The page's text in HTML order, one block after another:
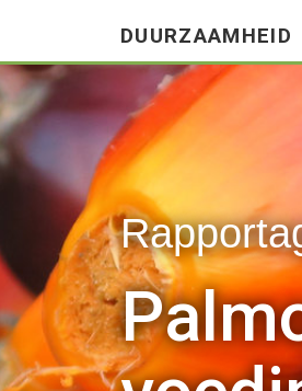
DUURZAAMHEID
Rapportage
voeding